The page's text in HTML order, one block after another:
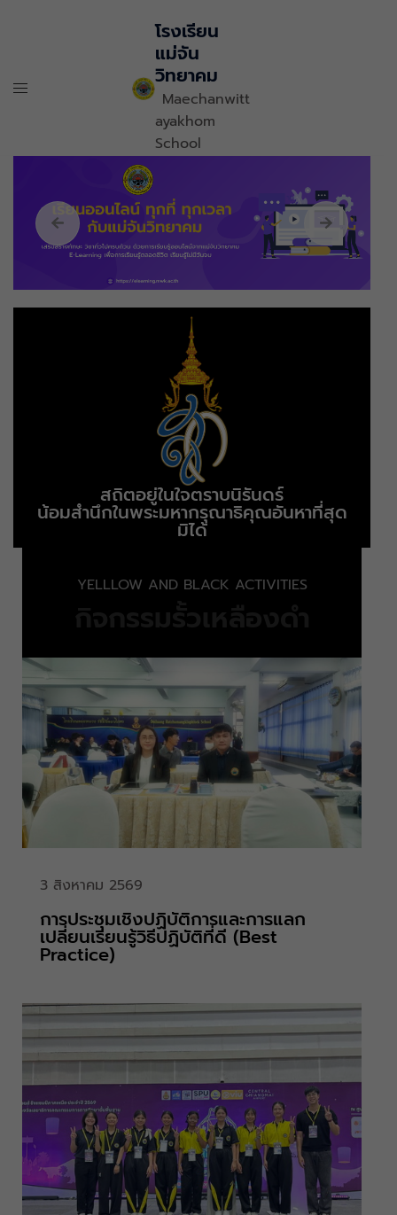
โรงเรียน
แม่จัน
วิทยาคม
Maechanwitt
ayakhom
School
สถิตอยู่ในใจตราบนิรันดร์
น้อมสำนึกในพระมหากรุณาธิคุณอันหาที่สุด
มิได้
YELLLOW AND BLACK ACTIVITIES
3 สิงหาคม 2569
การประชุมเชิงปฏิบัติการและการแลก
เปลี่ยนเรียนรู้วิธีปฏิบัติที่ดี (Best
Practice)